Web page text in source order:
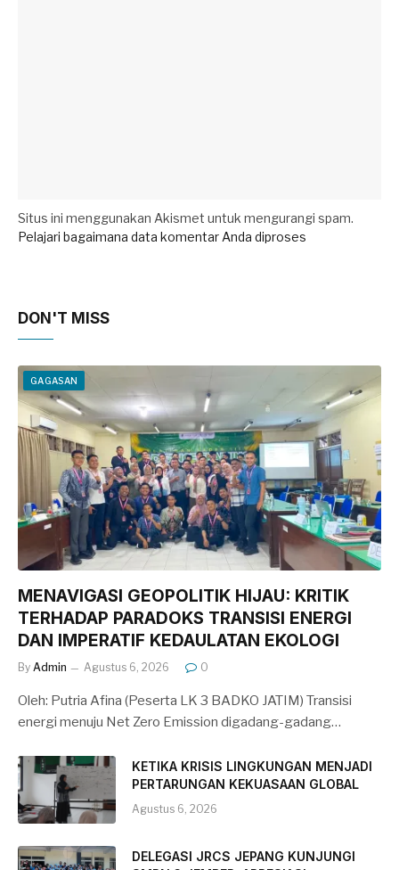
Situs ini menggunakan Akismet untuk mengurangi spam.
Pelajari bagaimana data komentar Anda diproses
DON'T MISS
GAGASAN
MENAVIGASI GEOPOLITIK HIJAU: KRITIK
TERHADAP PARADOKS TRANSISI ENERGI
DAN IMPERATIF KEDAULATAN EKOLOGI
By Admin Agustus 6, 2026 0
Oleh: Putria Afina (Peserta LK 3 BADKO JATIM) Transisi
energi menuju Net Zero Emission digadang-gadang…
KETIKA KRISIS LINGKUNGAN MENJADI
PERTARUNGAN KEKUASAAN GLOBAL
Agustus 6, 2026
DELEGASI JRCS JEPANG KUNJUNGI